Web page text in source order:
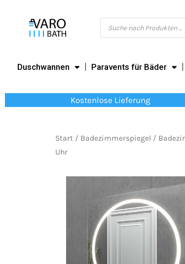
springen
Products
search
Duschwannen Paravents für Bäder
Kostenlose Lieferung
Start / Badezimmerspiegel /
Uhr